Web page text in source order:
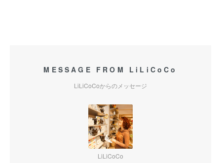
MESSAGE FROM LiLiCoCo
LiLiCoCoからのメッセージ
LiLiCoCo